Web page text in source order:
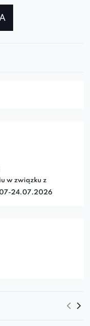
to idealne
i elegancja.
w związku z
24.07.2026